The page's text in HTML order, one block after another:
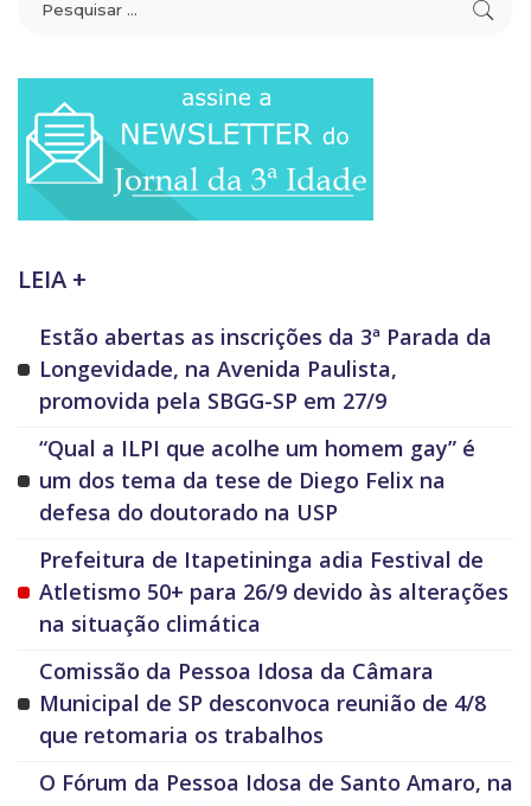
LEIA +
Estão abertas as inscrições da 3ª Parada da
Longevidade, na Avenida Paulista,
promovida pela SBGG-SP em 27/9
“Qual a ILPI que acolhe um homem gay” é
um dos tema da tese de Diego Felix na
defesa do doutorado na USP
Prefeitura de Itapetininga adia Festival de
Atletismo 50+ para 26/9 devido às alterações
na situação climática
Comissão da Pessoa Idosa da Câmara
Municipal de SP desconvoca reunião de 4/8
que retomaria os trabalhos
O Fórum da Pessoa Idosa de Santo Amaro, na